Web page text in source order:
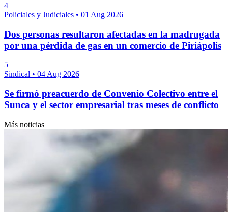
4
Policiales y Judiciales • 01 Aug 2026
Dos personas resultaron afectadas en la madrugada
por una pérdida de gas en un comercio de Piriápolis
5
Sindical • 04 Aug 2026
Se firmó preacuerdo de Convenio Colectivo entre el
Sunca y el sector empresarial tras meses de conflicto
Más noticias